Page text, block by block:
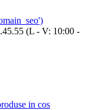
(L - V: 10:00 -
in cos